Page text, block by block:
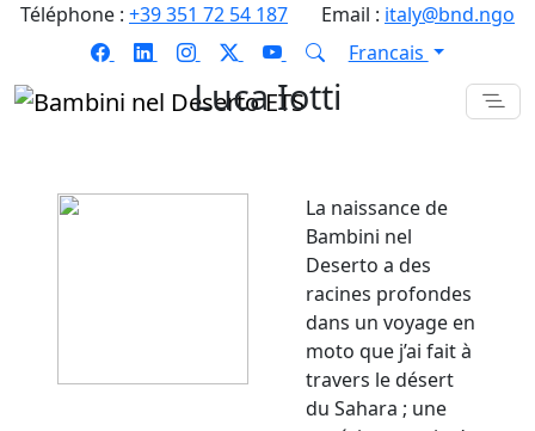
Téléphone : +39 351 72 54 187 Email : italy@bnd.ngo
Francais
Luca Iotti
La naissance de
Bambini nel
Deserto a des
racines profondes
dans un voyage en
moto que j’ai fait à
travers le désert
du Sahara ; une